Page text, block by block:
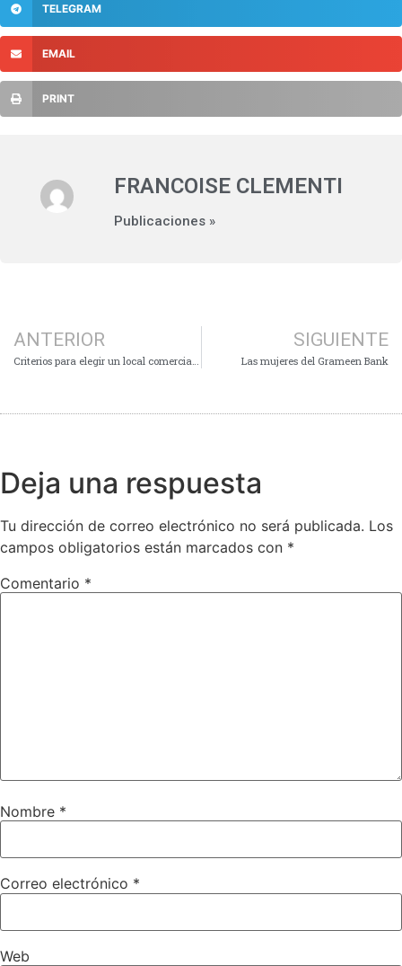
TELEGRAM
EMAIL
PRINT
FRANCOISE CLEMENTI
Publicaciones »
ANTERIOR SIGUIENTE
Las mujeres del Grameen Bank
Deja una respuesta
Tu dirección de correo electrónico no será publicada. Los
campos obligatorios están marcados con *
Comentario *
Nombre *
Correo electrónico *
Web